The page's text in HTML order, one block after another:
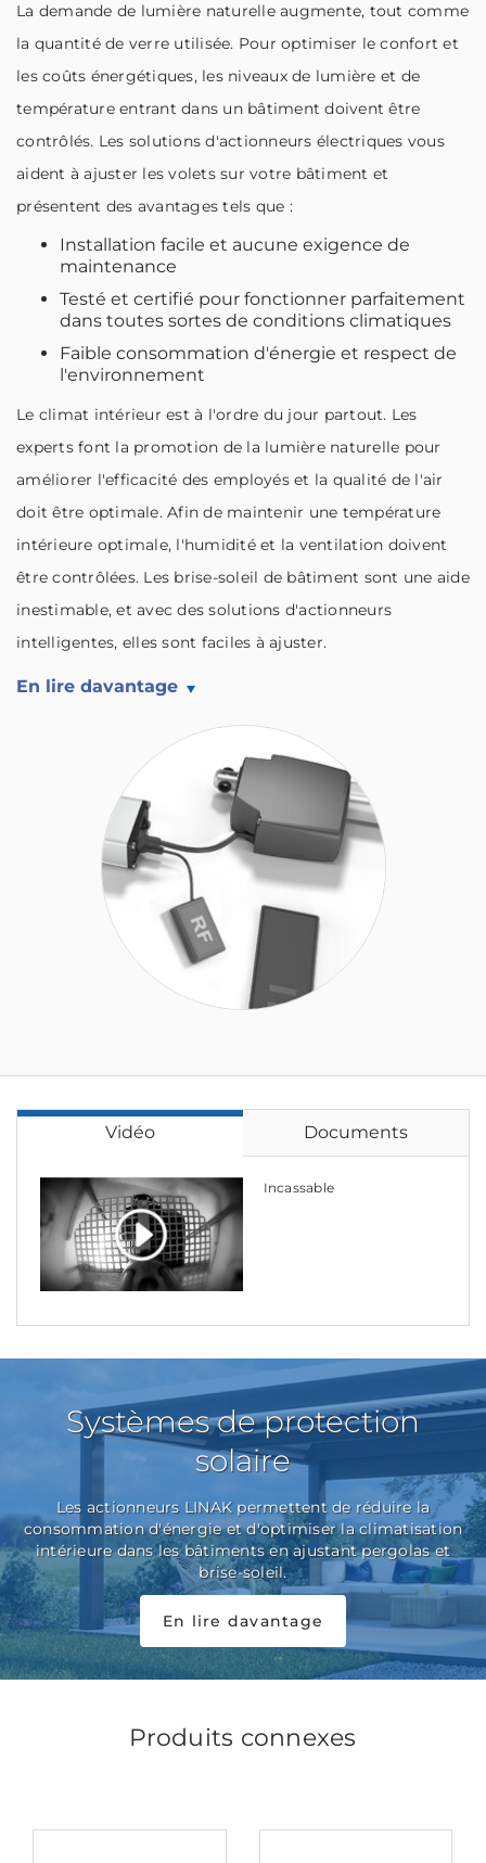
La demande de lumière naturelle augmente, tout comme
la quantité de verre utilisée. Pour optimiser le confort et
les coûts énergétiques, les niveaux de lumière et de
température entrant dans un bâtiment doivent être
contrôlés. Les solutions d'actionneurs électriques vous
aident à ajuster les volets sur votre bâtiment et
présentent des avantages tels que :
Installation facile et aucune exigence de
maintenance
Testé et certifié pour fonctionner parfaitement
dans toutes sortes de conditions climatiques
Faible consommation d'énergie et respect de
l'environnement
Le climat intérieur est à l'ordre du jour partout. Les
experts font la promotion de la lumière naturelle pour
améliorer l'efficacité des employés et la qualité de l'air
doit être optimale. Afin de maintenir une température
intérieure optimale, l'humidité et la ventilation doivent
être contrôlées. Les brise-soleil de bâtiment sont une aide
inestimable, et avec des solutions d'actionneurs
intelligentes, elles sont faciles à ajuster.
En lire davantage
Vidéo Documents
Incassable
Systèmes de protection
solaire
Les actionneurs LINAK permettent de réduire la
consommation d'énergie et d'optimiser la climatisation
intérieure dans les bâtiments en ajustant pergolas et
brise-soleil.
En lire davantage
Produits connexes